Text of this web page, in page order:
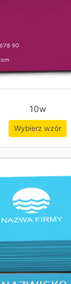
10w
Wybierz wzór